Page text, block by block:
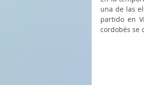
una de las
partido en
cordobés se